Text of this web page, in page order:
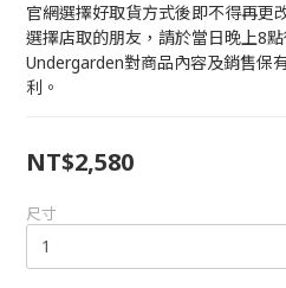
官網選擇好取貨方式後即不得再更
選擇店取的朋友，請於當日晚上8
Undergarden對商品內容及銷售保
利。
NT$2,580
尺寸